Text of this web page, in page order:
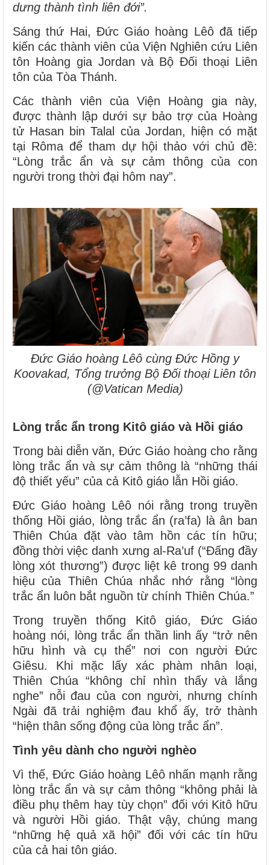
dưng thành tình liên đới”.
Sáng thứ Hai, Đức Giáo hoàng Lêô đã tiếp
kiến các thành viên của Viện Nghiên cứu Liên
tôn Hoàng gia Jordan và Bộ Đối thoại Liên
tôn của Tòa Thánh.
Các thành viên của Viện Hoàng gia này,
được thành lập dưới sự bảo trợ của Hoàng
tử Hasan bin Talal của Jordan, hiện có mặt
tại Rôma để tham dự hội thảo với chủ đề:
“Lòng trắc ẩn và sự cảm thông của con
người trong thời đại hôm nay”.
Đức Giáo hoàng Lêô cùng Đức Hồng y
Koovakad, Tổng trưởng Bộ Đối thoại Liên tôn
(@Vatican Media)
Lòng trắc ẩn trong Kitô giáo và Hồi giáo
Trong bài diễn văn, Đức Giáo hoàng cho rằng
lòng trắc ẩn và sự cảm thông là “những thái
độ thiết yếu” của cả Kitô giáo lẫn Hồi giáo.
Đức Giáo hoàng Lêô nói rằng trong truyền
thống Hồi giáo, lòng trắc ẩn (ra’fa) là ân ban
Thiên Chúa đặt vào tâm hồn các tín hữu;
đồng thời việc danh xưng al-Ra’uf (“Đấng đầy
lòng xót thương”) được liệt kê trong 99 danh
hiệu của Thiên Chúa nhắc nhớ rằng “lòng
trắc ẩn luôn bắt nguồn từ chính Thiên Chúa.”
Trong truyền thống Kitô giáo, Đức Giáo
hoàng nói, lòng trắc ẩn thần linh ấy “trở nên
hữu hình và cụ thể” nơi con người Đức
Giêsu. Khi mặc lấy xác phàm nhân loại,
Thiên Chúa “không chỉ nhìn thấy và lắng
nghe” nỗi đau của con người, nhưng chính
Ngài đã trải nghiệm đau khổ ấy, trở thành
“hiện thân sống động của lòng trắc ẩn”.
Tình yêu dành cho người nghèo
Vì thế, Đức Giáo hoàng Lêô nhấn mạnh rằng
lòng trắc ẩn và sự cảm thông “không phải là
điều phụ thêm hay tùy chọn” đối với Kitô hữu
và người Hồi giáo. Thật vậy, chúng mang
“những hệ quả xã hội” đối với các tín hữu
của cả hai tôn giáo.